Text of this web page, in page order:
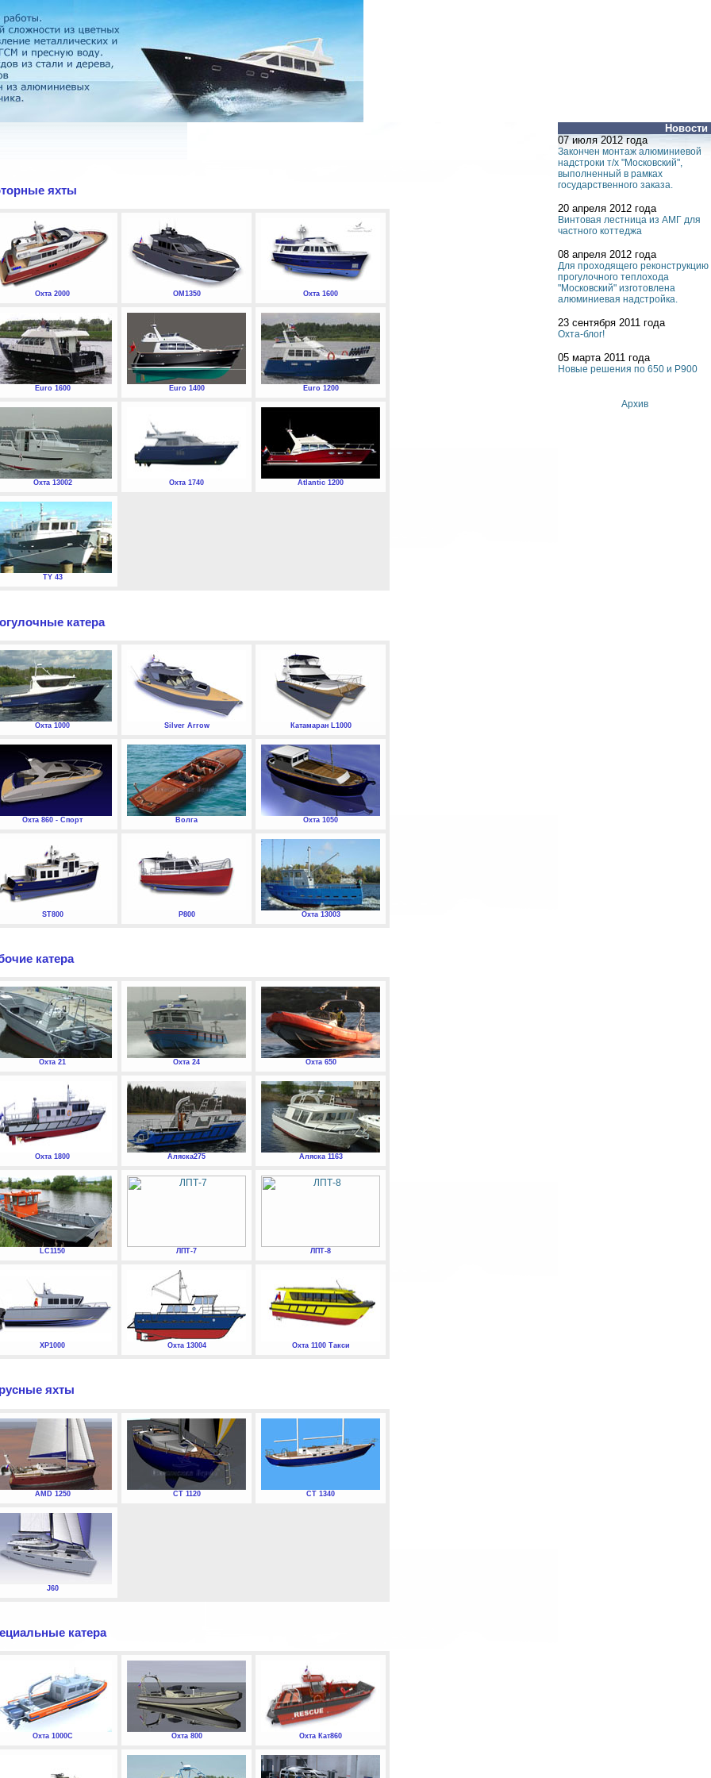
Новости
07 июля 2012 года
Закончен монтаж алюминиевой
надстроки т/х "Московский",
выполненный в рамках
государственного заказа.
20 апреля 2012 года
Винтовая лестница из АМГ для
частного коттеджа
08 апреля 2012 года
Для проходящего реконструкцию
прогулочного теплохода
"Московский" изготовлена
алюминиевая надстройка.
23 сентября 2011 года
Охта-блог!
05 марта 2011 года
Новые решения по 650 и P900
Архив
яхты
Охта 2000 ОМ1350 Охта 1600
Euro 1600 Euro 1400 Euro 1200
Охта 13002 Охта 1740 Atlantic 1200
TY 43
катера
Охта 1000 Silver Arrow Катамаран L1000
Охта 860 - Спорт Волга Охта 1050
ST800 P800 Охта 13003
катера
Охта 21 Охта 24 Охта 650
Охта 1800 Аляска275 Аляска 1163
LC1150 ЛПТ-7 ЛПТ-8
XP1000 Охта 13004 Охта 1100 Такси
яхты
AMD 1250 СТ 1120 СТ 1340
J60
катера
Охта 1000С Охта 800 Охта Кат860